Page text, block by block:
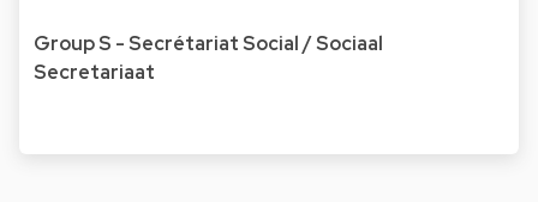
Group S - Secrétariat Social / Sociaal
Secretariaat